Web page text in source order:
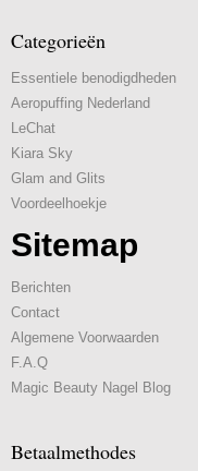
Categorieën
Essentiele benodigdheden
Aeropuffing Nederland
LeChat
Kiara Sky
Glam and Glits
Voordeelhoekje
Sitemap
Berichten
Contact
Algemene Voorwaarden
F.A.Q
Magic Beauty Nagel Blog
Betaalmethodes